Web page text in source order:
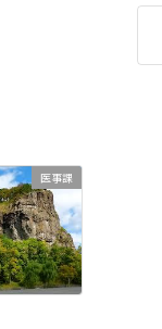
医事課